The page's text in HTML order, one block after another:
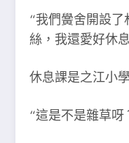
“我們黌舍開設
絲，我還愛好休
休息課是之江小
“這是不是雜草